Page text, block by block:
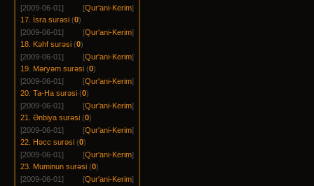
[2009-06-01]
[Qur'ani-Kerim]
17. İsra surəsi (0)
[2009-06-01]
[Qur'ani-Kerim]
18. Kəhf surəsi (0)
[2009-06-01]
[Qur'ani-Kerim]
19. Məryəm surəsi (0)
[2009-06-01]
[Qur'ani-Kerim]
20. Ta-Ha surəsi (0)
[2009-06-01]
[Qur'ani-Kerim]
21. Ənbiya surəsi (0)
[2009-06-01]
[Qur'ani-Kerim]
22. Həcc surəsi (0)
[2009-06-01]
[Qur'ani-Kerim]
23. Muminun surəsi (0)
[2009-06-01]
[Qur'ani-Kerim]